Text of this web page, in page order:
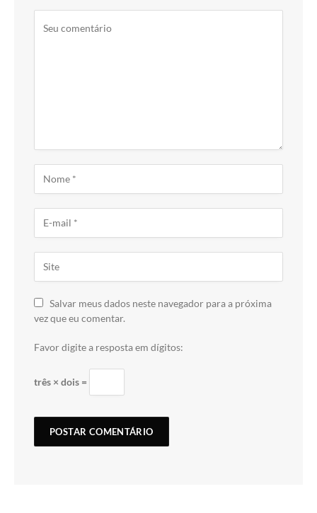
Salvar meus dados neste navegador para a próxima
vez que eu comentar.
Favor digite a resposta em dígitos:
três × dois =